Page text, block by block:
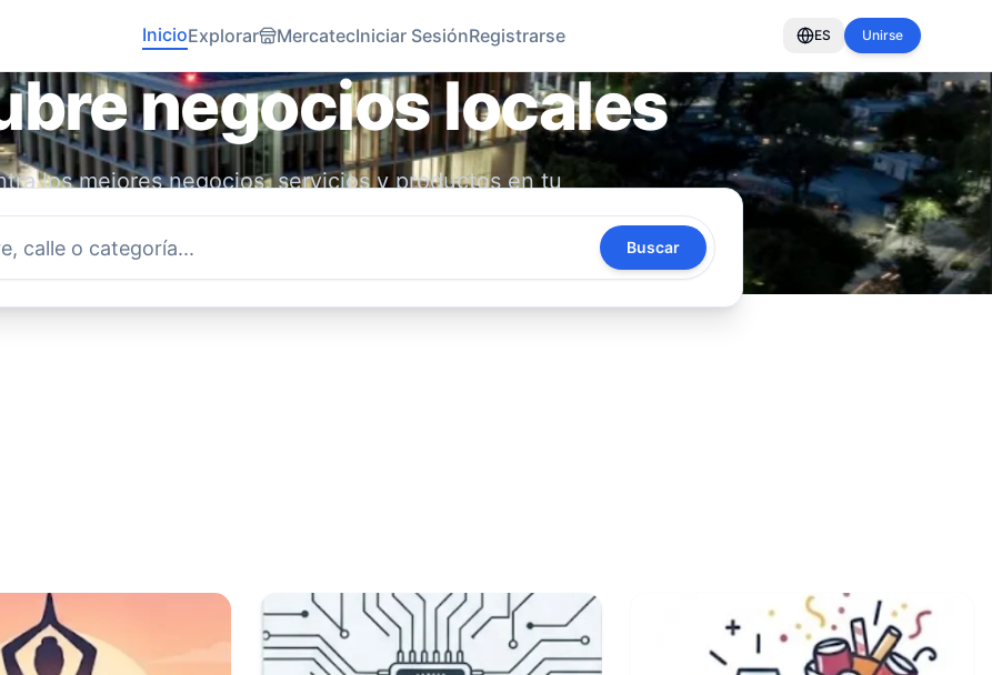
InicioExplorar MercatecIniciar SesiónRegistrarse ES Unirse
negocios locales
los mejores negocios, servicios y productos en tu
Conecta con emprendedores locales y apoya tu
Buscar